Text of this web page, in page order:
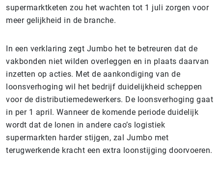
supermarktketen zou het wachten tot 1 juli zorgen voor
meer gelijkheid in de branche.
In een verklaring zegt Jumbo het te betreuren dat de
vakbonden niet wilden overleggen en in plaats daarvan
inzetten op acties. Met de aankondiging van de
loonsverhoging wil het bedrijf duidelijkheid scheppen
voor de distributiemedewerkers. De loonsverhoging gaat
in per 1 april. Wanneer de komende periode duidelijk
wordt dat de lonen in andere cao’s logistiek
supermarkten harder stijgen, zal Jumbo met
terugwerkende kracht een extra loonstijging doorvoeren.